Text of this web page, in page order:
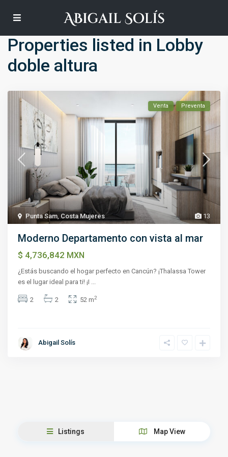
Properties listed in Lobby
doble altura
13
Punta Sam, Costa Mujeres
Venta Preventa
Moderno Departamento con vista al mar
$ 4,736,842 MXN
¿Estás buscando el hogar perfecto en Cancún? ¡Thalassa Tower
es el lugar ideal para ti! ¡I ...
2 2 52 m2
Abigail Solís
Listings Map View